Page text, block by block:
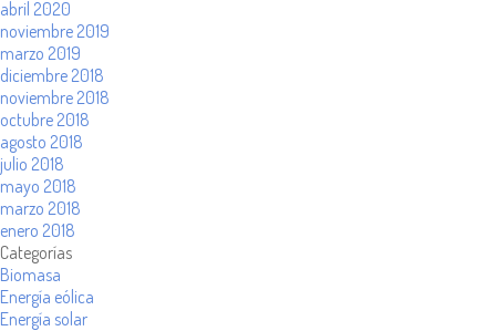
abril 2020
noviembre 2019
marzo 2019
diciembre 2018
noviembre 2018
octubre 2018
agosto 2018
julio 2018
mayo 2018
marzo 2018
enero 2018
Categorías
Biomasa
Energía eólica
Energía solar